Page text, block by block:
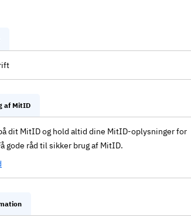
af MitID
dit MitID og hold altid dine MitID-oplysninger for
gode råd til sikker brug af MitID.